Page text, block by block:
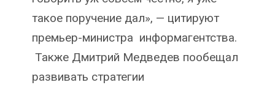
такое поручение дал», — цитируют
премьер-министра информагентства.
Также Дмитрий Медведев пообещал
развивать стратегии